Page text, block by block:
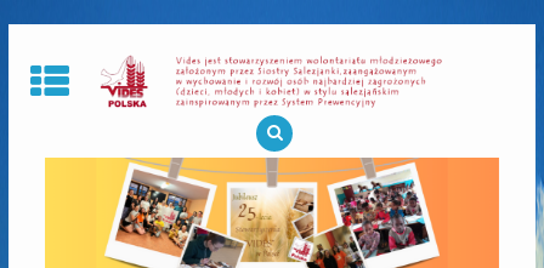
to
content